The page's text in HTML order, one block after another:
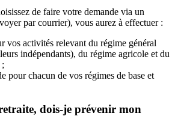
de faire votre demande via un
par courrier), vous aurez à effectuer :
vos activités relevant du régime général
indépendants), du régime agricole et du
pour chacun de vos régimes de base et
dois-je prévenir mon